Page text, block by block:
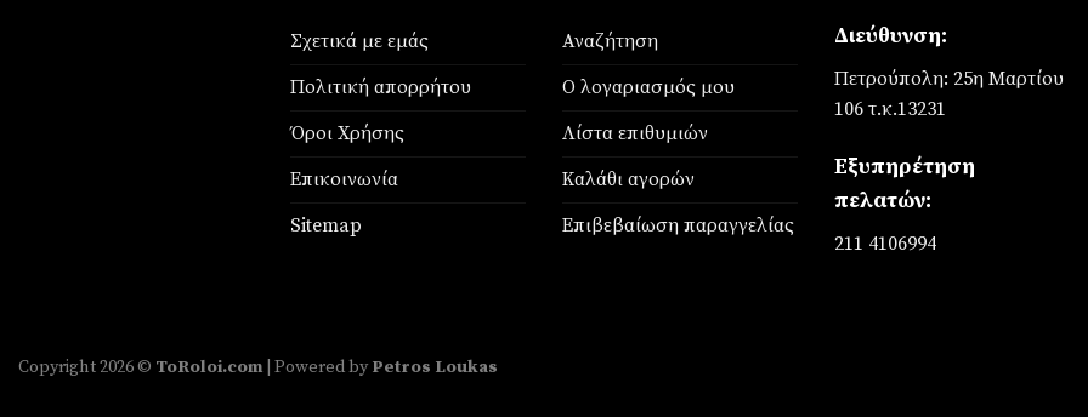
Σχετικά με εμάς
Πολιτική απορρήτου
Όροι Χρήσης
Επικοινωνία
Sitemap
Αναζήτηση
Ο λογαριασμός μου
Λίστα επιθυμιών
Καλάθι αγορών
Επιβεβαίωση παραγγελίας
Διεύθυνση:
Πετρούπολη: 25η Μαρτίου
106 τ.κ.13231
Εξυπηρέτηση
πελατών:
211 4106994
Copyright 2026 © ToRoloi.com | Powered byPetros Loukas